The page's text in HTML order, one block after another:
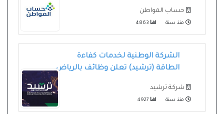
حساب المواطن
منذ سنة
الشركة الوطنية لخدمات كفاءة
الطاقة (ترشيد) تعلن وظائف بالرياض
شركة ترشيد
منذ سنة